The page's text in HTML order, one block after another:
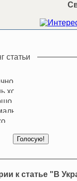
статьи
к статье "В